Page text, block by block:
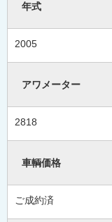
年式
2005
アワメーター
2818
車輌価格
ご成約済